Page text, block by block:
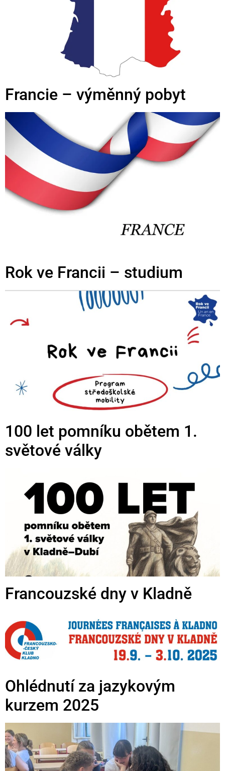
Francie – výměnný pobyt
Rok ve Francii – studium
100 let pomníku obětem 1.
světové války
Francouzské dny v Kladně
Ohlédnutí za jazykovým
kurzem 2025